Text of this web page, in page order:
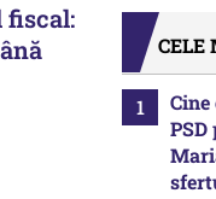
fiscal:
CELE